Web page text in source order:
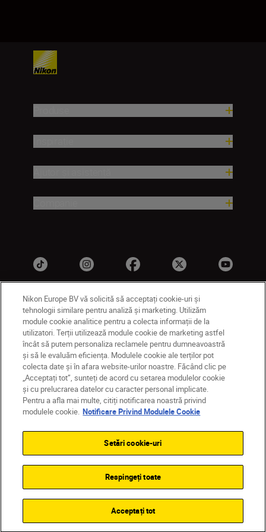
PENTRU VIDEO GALERIE SPECIFICAȚII
CUMPĂRAŢI ACUM
MD Nikon Sites
Contactaţi-ne
Politică de confidențialitate
Termeni de utilizare
Notificare privind modulele cookie
Setări cookie
© 2026 Nikon
Nikon Europe BV vă solicită să acceptați cookie-uri și
tehnologii similare pentru analiză și marketing. Utilizăm
module cookie analitice pentru a colecta informații de la
utilizatori. Terții utilizează module cookie de marketing astfel
încât să putem personaliza reclamele pentru dumneavoastră
și să le evaluăm eficiența. Modulele cookie ale terților pot
colecta date și în afara website-urilor noastre. Făcând clic pe
„Acceptați tot”, sunteți de acord cu setarea modulelor cookie
și cu prelucrarea datelor cu caracter personal implicate.
Pentru a afla mai multe, citiți notificarea noastră privind
modulele cookie. Notificare Privind Modulele Cookie
Setări cookie-uri
Respingeți toate
Acceptați tot